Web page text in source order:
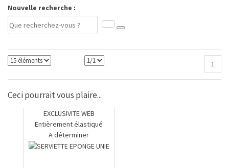
Nouvelle recherche :
1
Ceci pourrait vous plaire...
EXCLUSIVITE WEB
Entièrement élastiqué
A déterminer